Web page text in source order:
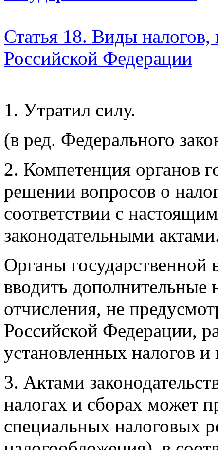
Статья 18. Виды
Российской Федерации
1. Утратил силу.
(в ред. Федерального
2. Компетенция органов
решении вопросов о
соответствии с
законодательными
Органы государственной
вводить дополнительные
отчисления, не
Российской Федерации,
установленных налогов
3. Актами
налогах и сборах может
специальных налоговых